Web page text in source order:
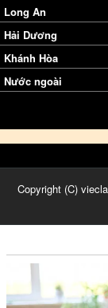
Long An
Hải Dương
Khánh Hòa
Nước ngoài
Copyright (C)